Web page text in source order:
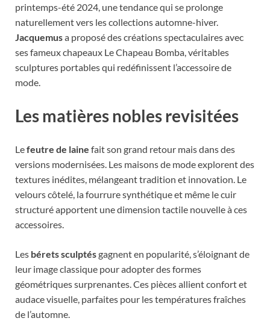
printemps-été 2024, une tendance qui se prolonge
naturellement vers les collections automne-hiver.
Jacquemusa proposé des créations spectaculaires avec
ses fameux chapeaux Le Chapeau Bomba, véritables
sculptures portables qui redéfinissent l’accessoire de
mode.
Les matières nobles revisitées
Lefeutre de laine fait son grand retour mais dans des
versions modernisées. Les maisons de mode explorent des
textures inédites, mélangeant tradition et innovation. Le
velours côtelé, la fourrure synthétique et même le cuir
structuré apportent une dimension tactile nouvelle à ces
accessoires.
Les bérets sculptésgagnent en popularité, s’éloignant de
leur image classique pour adopter des formes
géométriques surprenantes. Ces pièces allient confort et
audace visuelle, parfaites pour les températures fraîches
de l’automne.